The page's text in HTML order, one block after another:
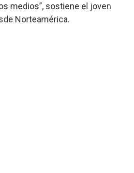
medios”, sostiene el joven
Norteamérica.